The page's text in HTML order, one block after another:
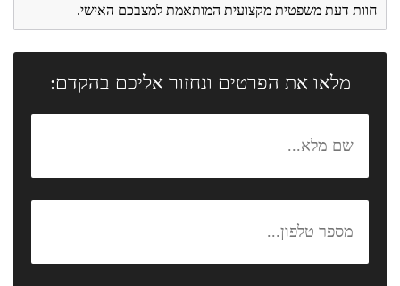
חוות דעת משפטית מקצועית המותאמת למצבכם האישי.
מלאו את הפרטים ונחזור אליכם בהקדם: